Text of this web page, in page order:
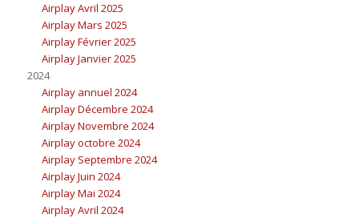
Airplay Avril 2025
Airplay Mars 2025
Airplay Février 2025
Airplay Janvier 2025
2024
Airplay annuel 2024
Airplay Décembre 2024
Airplay Novembre 2024
Airplay octobre 2024
Airplay Septembre 2024
Airplay Juin 2024
Airplay Mai 2024
Airplay Avril 2024